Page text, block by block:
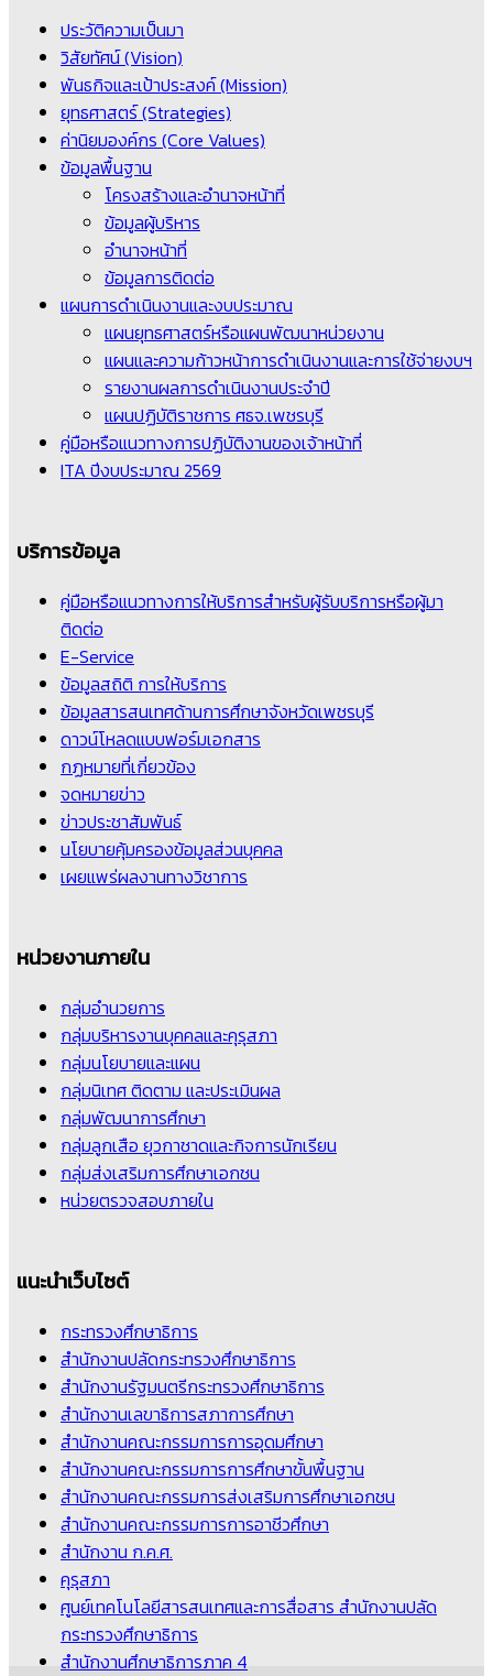
ประวัติความเป็นมา
วิสัยทัศน์ (Vision)
พันธกิจและเป้าประสงค์ (Mission)
ยุทธศาสตร์ (Strategies)
ค่านิยมองค์กร (Core Values)
ข้อมูลพื้นฐาน
โครงสร้างและอำนาจหน้าที่
ข้อมูลผู้บริหาร
อำนาจหน้าที่
ข้อมูลการติดต่อ
แผนการดำเนินงานและงบประมาณ
แผนยุทธศาสตร์หรือแผนพัฒนาหน่วยงาน
แผนและความก้าวหน้าการดำเนินงานและการใช้จ่ายงบฯ
รายงานผลการดำเนินงานประจำปี
แผนปฏิบัติราชการ ศธจ.เพชรบุรี
คู่มือหรือแนวทางการปฏิบัติงานของเจ้าหน้าที่
ITA ปีงบประมาณ 2569
บริการข้อมูล
คู่มือหรือแนวทางการให้บริการสำหรับผู้รับบริการหรือผู้มา
ติดต่อ
E-Service
ข้อมูลสถิติ การให้บริการ
ข้อมูลสารสนเทศด้านการศึกษาจังหวัดเพชรบุรี
ดาวน์โหลดแบบฟอร์มเอกสาร
กฏหมายที่เกี่ยวข้อง
จดหมายข่าว
ข่าวประชาสัมพันธ์
นโยบายคุ้มครองข้อมูลส่วนบุคคล
เผยแพร่ผลงานทางวิชาการ
หน่วยงานภายใน
กลุ่มอำนวยการ
กลุ่มบริหารงานบุคคลและคุรุสภา
กลุ่มนโยบายและแผน
กลุ่มนิเทศ ติดตาม และประเมินผล
กลุ่มพัฒนาการศึกษา
กลุ่มลูกเสือ ยุวกาชาดและกิจการนักเรียน
กลุ่มส่งเสริมการศึกษาเอกชน
หน่วยตรวจสอบภายใน
แนะนำเว็บไซต์
กระทรวงศึกษาธิการ
สำนักงานปลัดกระทรวงศึกษาธิการ
สำนักงานรัฐมนตรีกระทรวงศึกษาธิการ
สำนักงานเลขาธิการสภาการศึกษา
สำนักงานคณะกรรมการการอุดมศึกษา
สำนักงานคณะกรรมการการศึกษาขั้นพื้นฐาน
สำนักงานคณะกรรมการส่งเสริมการศึกษาเอกชน
สำนักงานคณะกรรมการการอาชีวศึกษา
สำนักงาน ก.ค.ศ.
คุรุสภา
ศูนย์เทคโนโลยีสารสนเทศและการสื่อสาร สำนักงานปลัด
กระทรวงศึกษาธิการ
สำนักงานศึกษาธิการภาค 4